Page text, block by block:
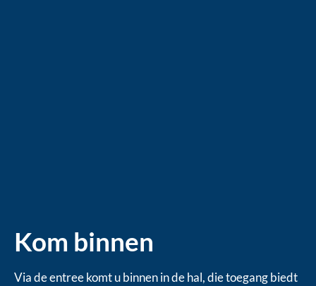
Kom binnen
Via de entree komt u binnen in de hal, die toegang biedt